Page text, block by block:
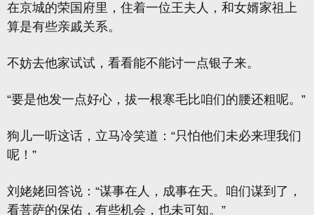
在京城的荣国府里，住着一位王夫人，和女婿家祖上
算是有些亲戚关系。
不妨去他家试试，看看能不能讨一点银子来。
“要是他发一点好心，拔一根寒毛比咱们的腰还粗呢。”
狗儿一听这话，立马冷笑道：“只怕他们未必来理我们
呢！”
刘姥姥回答说：“谋事在人，成事在天。咱们谋到了，
看菩萨的保佑，有些机会，也未可知。”